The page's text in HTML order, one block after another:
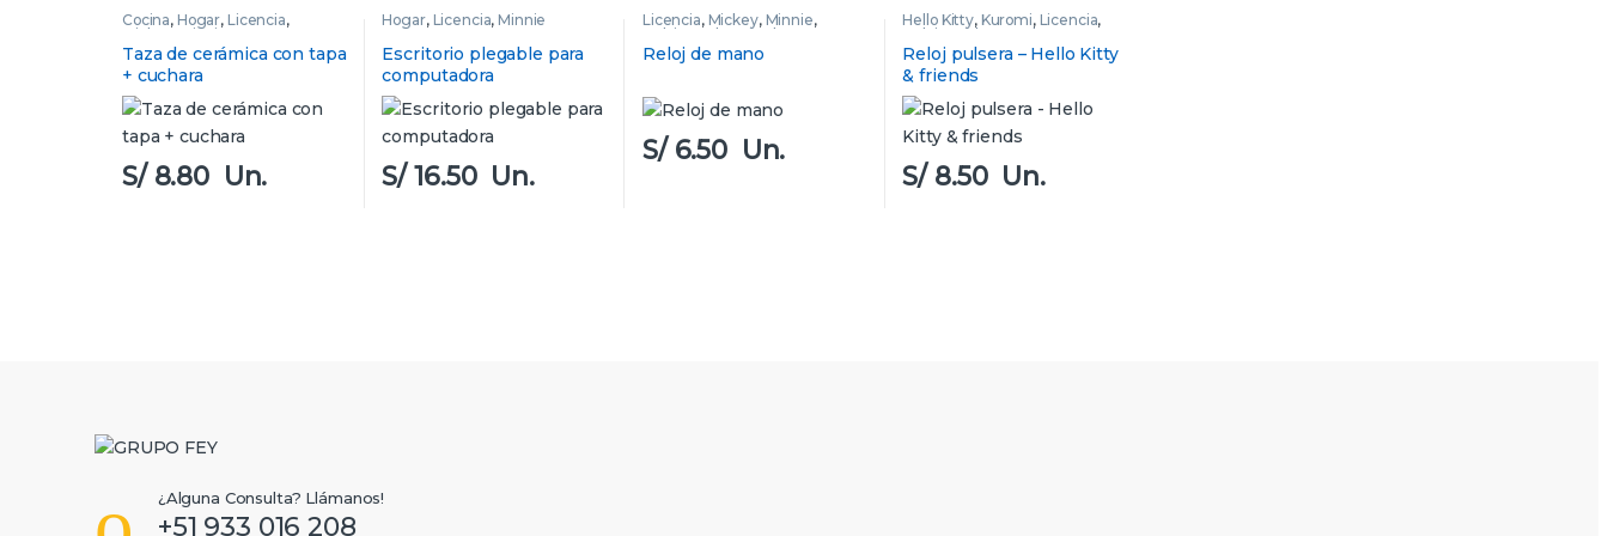
Cocina, Hogar, Licencia,
Mickey
Minnie
Taza de cerámica con tapa
+ cuchara
S/8.80 Un.
Hogar, Licencia,Minnie
Escritorio plegable para
computadora
S/16.50Un.
Licencia, Mickey, Minnie,
Relojes y despetadores
Spiderman
Reloj de mano
S/6.50 Un.
Hello Kitty, Kuromi, Licencia,
Relojes y despetadores
Reloj pulsera – Hello Kitty
& friends
S/8.50Un.
¿Alguna Consulta? Llámanos!
+51 933 016 208